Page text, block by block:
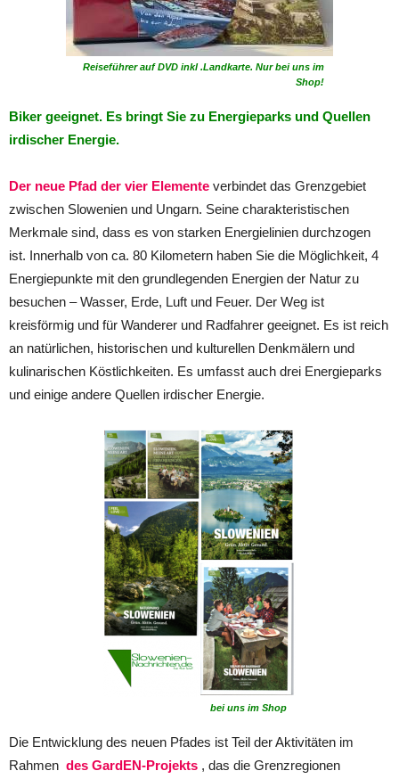
Reiseführer auf DVD inkl .Landkarte. Nur bei uns im
Shop!
Biker geeignet. Es bringt Sie zu Energieparks und Quellen
irdischer Energie.
Der neue Pfad der vier Elemente verbindet das Grenzgebiet
zwischen Slowenien und Ungarn. Seine charakteristischen
Merkmale sind, dass es von starken Energielinien durchzogen
ist. Innerhalb von ca. 80 Kilometern haben Sie die Möglichkeit, 4
Energiepunkte mit den grundlegenden Energien der Natur zu
besuchen – Wasser, Erde, Luft und Feuer. Der Weg ist
kreisförmig und für Wanderer und Radfahrer geeignet. Es ist reich
an natürlichen, historischen und kulturellen Denkmälern und
kulinarischen Köstlichkeiten. Es umfasst auch drei Energieparks
und einige andere Quellen irdischer Energie.
bei uns im Shop
Die Entwicklung des neuen Pfades ist Teil der Aktivitäten im
Rahmen des GardEN-Projekts , das die Grenzregionen